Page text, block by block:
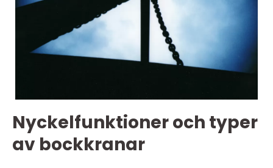
Nyckelfunktioner och typer
av bockkranar